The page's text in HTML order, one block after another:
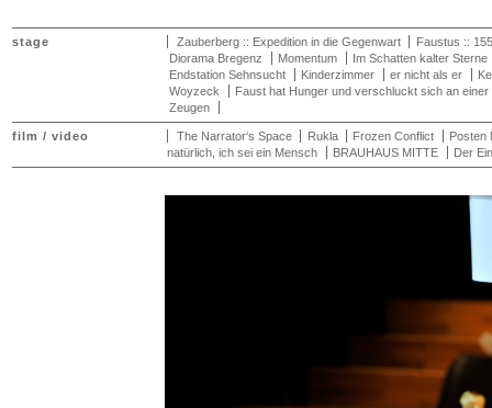
stage Zauberberg :: Expedition in die Gegenwart
Faustus ::
Diorama Bregenz
Momentum
Im Schatten kalter Sterne
Endstation Sehnsucht
Kinderzimmer er nicht als er
Woyzeck
Faust hat Hunger und verschluckt sich an einer
Zeugen
film / video The Narrator‘s Space Rukla Frozen Conflict
Posten
natürlich, ich sei ein Mensch
BRAUHAUS MITTE Der